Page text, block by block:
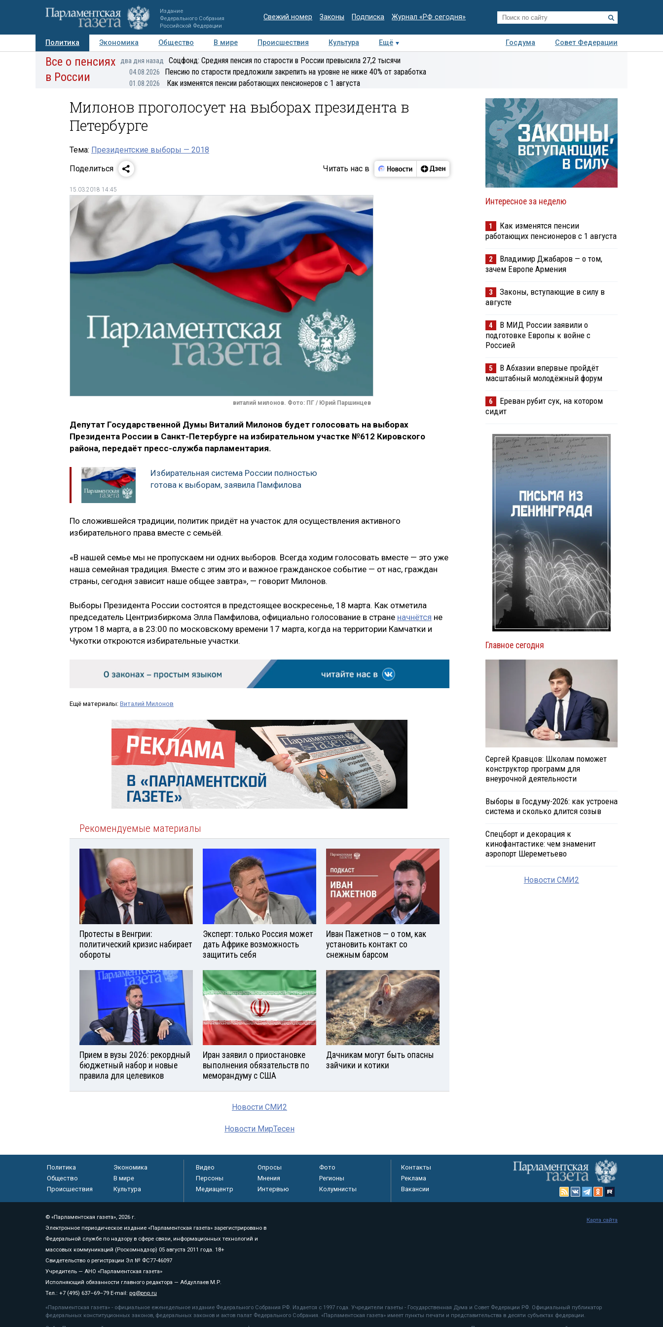
Издание
Федерального Собрания
Российской Федерации
Свежий номер Законы Подписка Журнал «РФ сегодня»
Политика Экономика Общество В мире Происшествия Культура Ещё Госдума
Совет Федерации
Авторы Персоны Мнения Регионы Медиацентр Интервью Колумнисты
Все о пенсиях
в России
два дня назад Соцфонд: Средняя пенсия по старости в России превысила 27,2 тысячи
04.08.2026 Пенсию по старости предложили закрепить на уровне не ниже 40% от заработка
01.08.2026 Как изменятся пенсии работающих пенсионеров с 1 августа
Милонов проголосует на выборах президента в
Петербурге
Тема: Президентские выборы — 2018
Поделиться
Читать нас в
15.03.2018 14:45
виталий милонов. Фото: ПГ / Юрий Паршинцев
Депутат Государственной Думы Виталий Милонов будет голосовать на выборах
Президента России в Санкт-Петербурге на избирательном участке №612 Кировского
района, передаёт пресс-служба парламентария.
Избирательная система России полностью
готова к выборам, заявила Памфилова
По сложившейся традиции, политик придёт на участок для осуществления активного
избирательного права вместе с семьёй.
«В нашей семье мы не пропускаем ни одних выборов. Всегда ходим голосовать вместе — это уже
наша семейная традиция. Вместе с этим это и важное гражданское событие — от нас, граждан
страны, сегодня зависит наше общее завтра», — говорит Милонов.
Выборы Президента России состоятся в предстоящее воскресенье, 18 марта. Как отметила
председатель Центризбиркома Элла Памфилова, официально голосование в стране начнётся не
утром 18 марта, а в 23:00 по московскому времени 17 марта, когда на территории Камчатки и
Чукотки откроются избирательные участки.
Ещё материалы: Виталий Милонов
Рекомендуемые материалы
Протесты в Венгрии:
политический кризис набирает
обороты
Эксперт: только Россия может
дать Африке возможность
защитить себя
Иван Пажетнов — о том, как
установить контакт со
снежным барсом
Прием в вузы 2026: рекордный
бюджетный набор и новые
правила для целевиков
Иран заявил о приостановке
выполнения обязательств по
меморандуму с США
Дачникам могут быть опасны
зайчики и котики
Новости СМИ2
Новости МирТесен
Интересное за неделю
1
Как изменятся пенсии
работающих пенсионеров с 1 августа
2
Владимир Джабаров — о том,
зачем Европе Армения
3
Законы, вступающие в силу в
августе
4
В МИД России заявили о
подготовке Европы к войне с
Россией
5
В Абхазии впервые пройдёт
масштабный молодёжный форум
6
Ереван рубит сук, на котором
сидит
Главное сегодня
Сергей Кравцов: Школам поможет
конструктор программ для
внеурочной деятельности
Выборы в Госдуму-2026: как устроена
система и сколько длится созыв
Спецборт и декорация к
кинофантастике: чем знаменит
аэропорт Шереметьево
Новости СМИ2
Политика
Экономика
Общество
В мире
Происшествия
Культура
Видео Опросы
Фото
Персоны
Мнения
Регионы
Медиацентр
Интервью Колумнисты
Контакты
Реклама
Вакансии
© «Парламентская газета», 2026 г.
Электронное периодическое издание «Парламентская газета» зарегистрировано в
Федеральной службе по надзору в сфере связи, информационных технологий и
массовых коммуникаций (Роскомнадзор) 05 августа 2011 года. 18+
Свидетельство о регистрации Эл № ФС77-46097
Учредитель — АНО «Парламентская газета»
Исполняющий обязанности главного редактора — Абдуллаев М.Р.
Тел.: +7 (495) 637–69–79 E-mail: pg@pnp.ru
«Парламентская газета» - официальное еженедельное издание Федерального Собрания РФ. Издается с 1997 года. Учредители газеты - Государственная Дума и Совет Федерации РФ. Официальный публикатор
федеральных конституционных законов, федеральных законов и актов палат Федерального Собрания. «Парламентская газета» имеет пункты печати и представительства в десяти субъектах федерации.
Карта сайта